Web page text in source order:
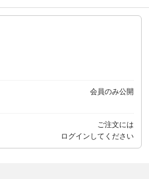
会員のみ公開
ご注文には
ログイン してください